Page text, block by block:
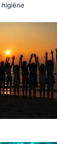
higiëne